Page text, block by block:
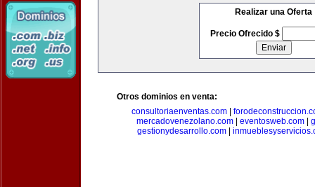
Realizar una Oferta
Precio Ofrecido $
Otros dominios en venta:
consultoriaenventas.com
mercadovenezolano.com
eventosweb.com
gestionydesarrollo.com